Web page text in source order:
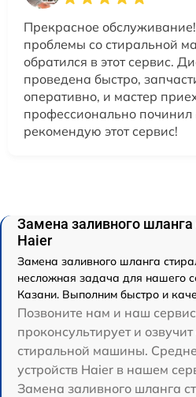
Прекрасное
проблемы со стиральной
обратился в этот сервис.
проведена быстро,
оперативно, и мастер
профессионально
рекомендую этот сервис!
Замена заливного
Haier
Замена заливного шланга
несложная задача для нашего
Казани. Выполним быстро и
Позвоните нам и наш
проконсультирует и
стиральной машины.
устройств Haier в нашем
Замена заливного шланга